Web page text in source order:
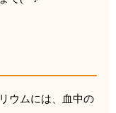
ウムには、
血中の